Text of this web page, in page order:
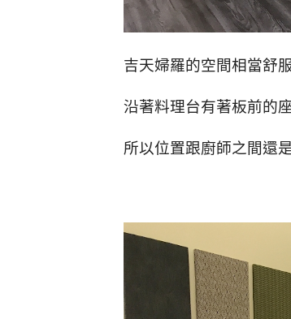
吉天婦羅的空間相當舒
沿著料理台有著板前的
所以位置跟廚師之間還